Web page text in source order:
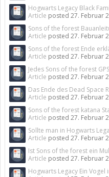
Hogwarts Legacy Black
Article posted 27. Februar
Sons of the forest
Article posted 27. Februar
Sons of the forest Ende
Article posted 27. Februar
Jedes Sons of the forest
Article posted 27. Februar
Das Ende des Dead Space
Article posted 27. Februar
Sons of the forest katana
Article posted 27. Februar
Sollte man in Hogwarts
Article posted 27. Februar
Ist Sons of the forest ein
Article posted 27. Februar
Hogwarts Legacy Ein